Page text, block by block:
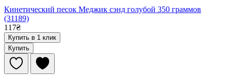
Кинетический песок Меджик сэнд голубой 350 граммов
(31189)
117₴
Купить в 1 клик
Купить